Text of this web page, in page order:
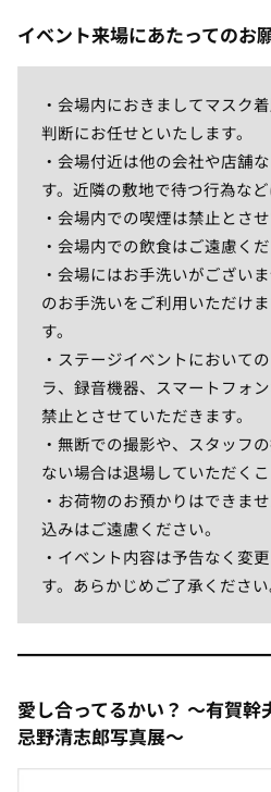
イベント来場にあたってのお
・会場内におきましてマスク
判断にお任せといたします。
・会場付近は他の会社や店舗
す。近隣の敷地で待つ行為など
・会場内での喫煙は禁止とさせ
・会場内での飲食はご遠慮くだ
・会場にはお手洗いがござい
のお手洗いをご利用いただけ
す。
・ステージイベントにおいて
ラ、録音機器、スマートフォ
禁止とさせていただきます。
・無断での撮影や、スタッフ
ない場合は退場していただくこ
・お荷物のお預かりはできま
込みはご遠慮ください。
・イベント内容は予告なく変
す。あらかじめご了承ください
愛し合ってるかい？ ～有賀
忌野清志郎写真展～